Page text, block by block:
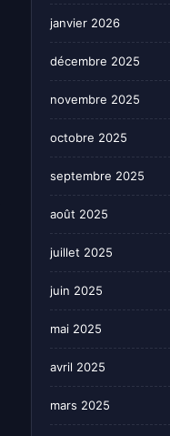
janvier 2026
décembre 2025
novembre 2025
octobre 2025
septembre 2025
août 2025
juillet 2025
juin 2025
mai 2025
avril 2025
mars 2025